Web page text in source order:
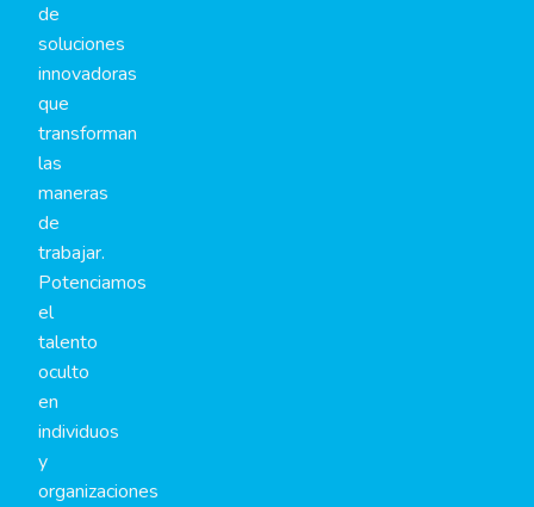
de
soluciones
innovadoras
que
transforman
las
maneras
de
trabajar.
Potenciamos
el
talento
oculto
en
individuos
y
organizaciones